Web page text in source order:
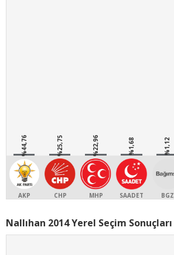
%44,76
AKP
%25,75
CHP
%22,96
MHP
%1,68
SAADET
%1,12
BGZ
Nallıhan 2014 Yerel Seçim Sonuçları